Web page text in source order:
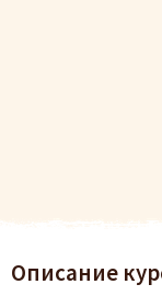
Описание